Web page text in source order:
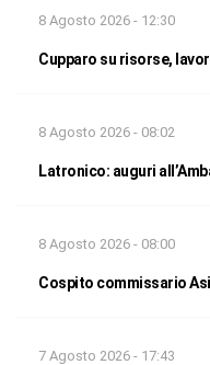
8 Agosto 2026 - 12:30
Cupparo su risorse,
8 Agosto 2026 - 08:02
Latronico: auguri
8 Agosto 2026 - 08:00
Cospito commissario
7 Agosto 2026 - 17:43